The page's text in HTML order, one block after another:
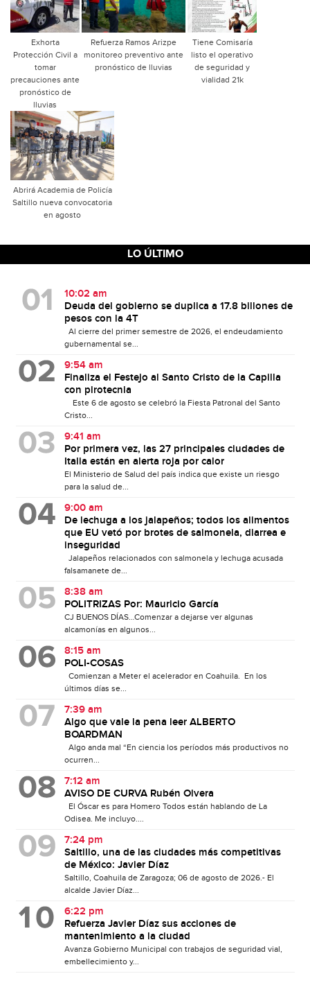
Exhorta
Protección Civil a
tomar
precauciones ante
pronóstico de
lluvias
Refuerza Ramos Arizpe
monitoreo preventivo ante
pronóstico de lluvias
Tiene Comisaría
listo el operativo
de seguridad y
vialidad 21k
Abrirá Academia de Policía
Saltillo nueva convocatoria
en agosto
LO ÚLTIMO
10:02 am
Deuda del gobierno se duplica a 17.8 billones de
pesos con la 4T
Al cierre del primer semestre de 2026, el endeudamiento
gubernamental se...
9:54 am
Finaliza el Festejo al Santo Cristo de la Capilla
con pirotecnia
Este 6 de agosto se celebró la Fiesta Patronal del Santo
Cristo...
9:41 am
Por primera vez, las 27 principales ciudades de
Italia están en alerta roja por calor
El Ministerio de Salud del país indica que existe un riesgo
para la salud de...
9:00 am
De lechuga a los jalapeños; todos los alimentos
que EU vetó por brotes de salmonela, diarrea e
inseguridad
Jalapeños relacionados con salmonela y lechuga acusada
falsamanete de...
8:38 am
POLITRIZAS Por: Mauricio García
CJ BUENOS DÍAS…Comenzar a dejarse ver algunas
alcamonías en algunos...
8:15 am
POLI-COSAS
Comienzan a Meter el acelerador en Coahuila. En los
últimos días se...
7:39 am
Algo que vale la pena leer ALBERTO
BOARDMAN
Algo anda mal “En ciencia los períodos más productivos no
ocurren...
7:12 am
AVISO DE CURVA Rubén Olvera
El Óscar es para Homero Todos están hablando de La
Odisea. Me incluyo....
7:24 pm
Saltillo, una de las ciudades más competitivas
de México: Javier Díaz
Saltillo, Coahuila de Zaragoza; 06 de agosto de 2026.- El
alcalde Javier Díaz...
6:22 pm
Refuerza Javier Díaz sus acciones de
mantenimiento a la ciudad
Avanza Gobierno Municipal con trabajos de seguridad vial,
embellecimiento y...